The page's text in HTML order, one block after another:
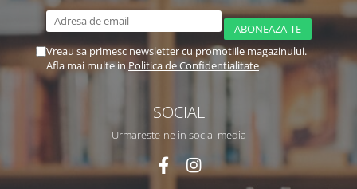
Vreau sa primesc newsletter cu promotiile magazinului.
Afla mai multe in Politica de Confidentialitate
SOCIAL
Urmareste-ne in social media